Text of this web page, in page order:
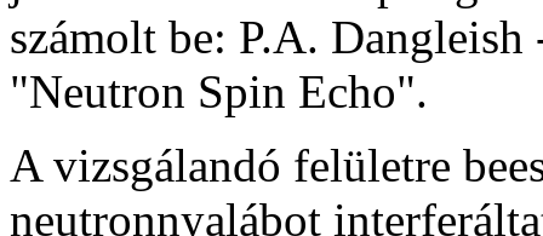
számolt be: P.A.
"Neutron Spin Echo".
A vizsgálandó felületre
neutronnyalábot